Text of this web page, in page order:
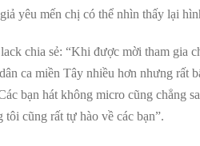
yêu mến chị có thể nhìn thấy lại
chia sẻ: “Khi được mời tham gia
ca miền Tây nhiều hơn nhưng rất
bạn hát không micro cũng chẳng
tôi cũng rất tự hào về các bạn”.